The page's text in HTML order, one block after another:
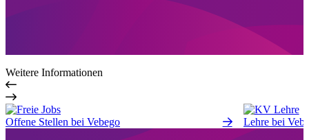
Weitere Informationen
Offene Stellen bei Vebego Lehre bei